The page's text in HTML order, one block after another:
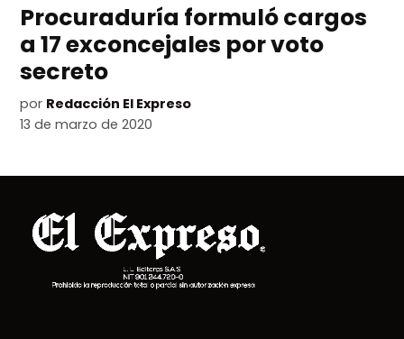
Procuraduría formuló cargos
a 17 exconcejales por voto
secreto
por Redacción El Expreso
13 de marzo de 2020